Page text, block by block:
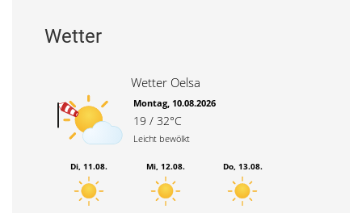
Wetter
Wetter Oelsa
Montag, 10.08.2026
19 / 32°C
Leicht bewölkt
Di, 11.08. Mi, 12.08. Do, 13.08.